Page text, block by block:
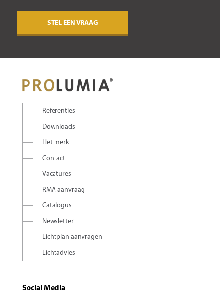
STEL EEN VRAAG
Referenties
Downloads
Het merk
Contact
Vacatures
RMA aanvraag
Catalogus
Newsletter
Lichtplan aanvragen
Lichtadvies
Social Media